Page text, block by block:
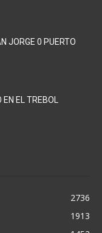
JORGE 0 PUERTO
EN EL TREBOL
2736
1913